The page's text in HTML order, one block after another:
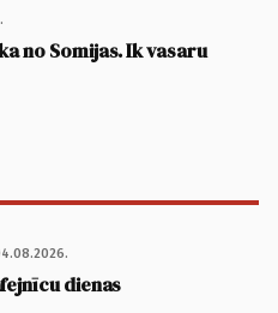
no Somijas. Ik vasaru
dienas